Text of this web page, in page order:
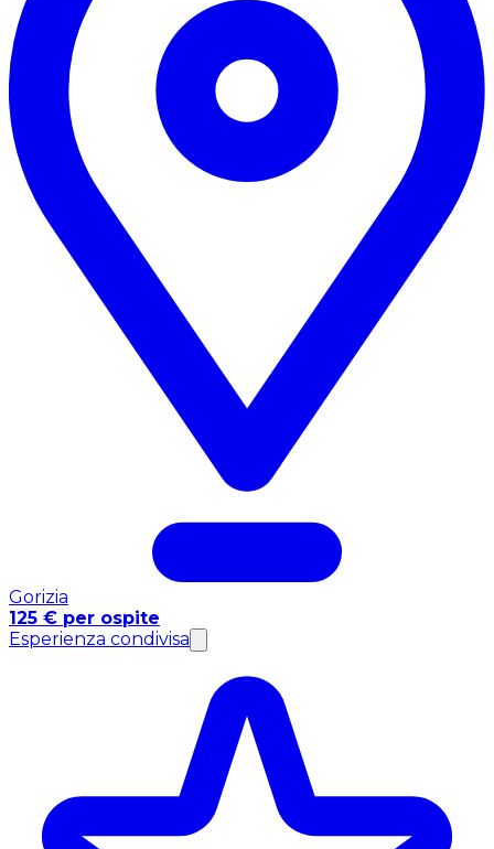
Gorizia
125 € per ospite
Esperienza condivisa